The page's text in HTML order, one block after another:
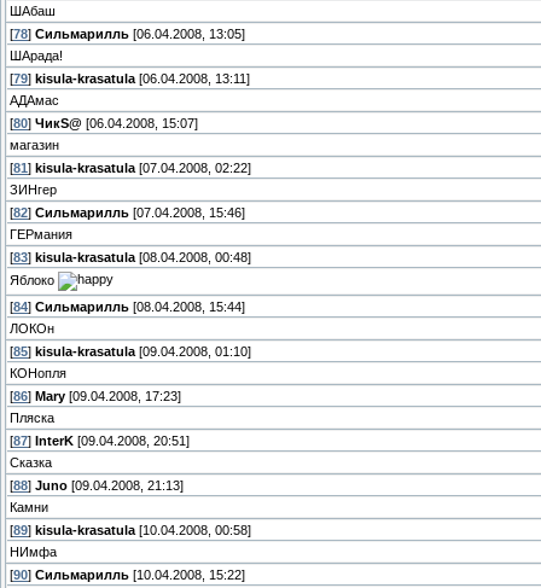
ШАбаш
[78] Сильмарилль [06.04.2008, 13:05]
ШАрада!
[79] kisula-krasatula [06.04.2008, 13:11]
АДАмас
[80] ЧикS@ [06.04.2008, 15:07]
магазин
[81 ] kisula-krasatula [07.04.2008, 02:22]
ЗИНгер
[82] Сильмарилль [07.04.2008, 15:46]
ГЕРмания
[83] kisula-krasatula [08.04.2008, 00:48]
Яблоко
[84] Сильмарилль [08.04.2008, 15:44]
ЛОКОн
[85] kisula-krasatula [09.04.2008, 01:10]
КОНопля
[86] Mary [09.04.2008, 17:23]
Пляска
[87] InterK [09.04.2008, 20:51]
Сказка
[88] Juno [09.04.2008, 21:13]
Камни
[89] kisula-krasatula [10.04.2008, 00:58]
НИмфа
[90] Сильмарилль [10.04.2008, 15:22]